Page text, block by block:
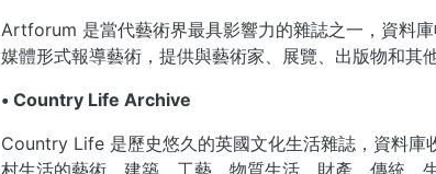
Artforum 是當代藝術界最具影響力的雜誌之一，資
媒體形式報導藝術，提供與藝術家、展覽、出版物和其
• Country Life Archive
Country Life 是歷史悠久的英國文化生活雜誌，資料
村生活的藝術、建築、工藝、物質生活、財產、傳統